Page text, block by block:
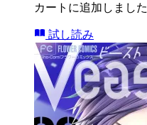
カートに追加しました
試し読み